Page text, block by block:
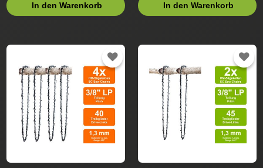
In den Warenkorb In den Warenkorb